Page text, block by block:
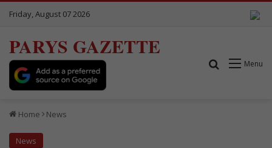
Friday, August 07 2026
PARYS GAZETTE
Menu
Search for
Home News
News